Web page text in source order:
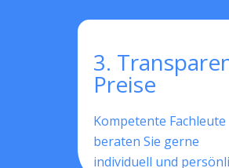
3.
Preise
Kompetente Fachleute
beraten Sie gerne
individuell und